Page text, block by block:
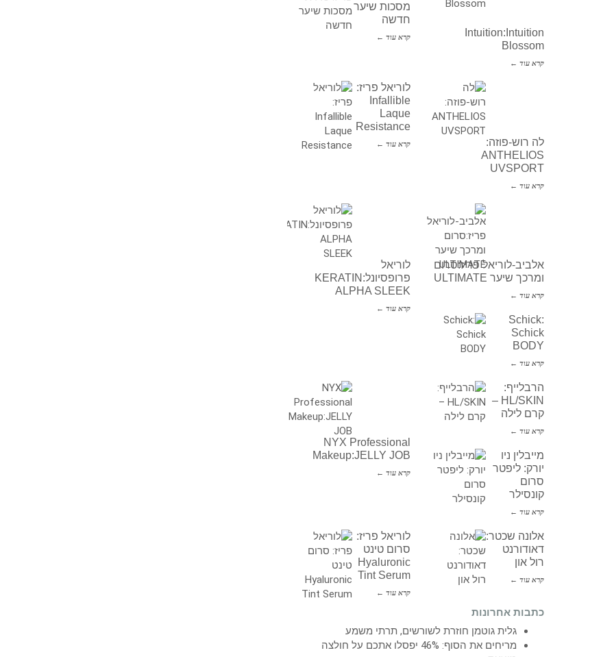
מסכות שיער
חדשה
קרא עוד ←
Intuition:Intuition
Blossom
קרא עוד ←
לוריאל פריז:
Infallible
Laque
Resistance
קרא עוד ←
לה רוש-פוזה:
ANTHELIOS
UVSPORT
קרא עוד ←
לוריאל
פרופסיונל:KERATIN
ALPHA SLEEK
קרא עוד ←
אלביב-לוריאל פריז:סרום
ומרכך שיער ULTIMATE
קרא עוד ←
Schick:
Schick
BODY
קרא עוד ←
NYX Professional
Makeup:JELLY JOB
קרא עוד ←
הרבלייף:
HL/SKIN –
קרם לילה
קרא עוד ←
מייבלין ניו
יורק: ליפטר
סרום
קונסילר
קרא עוד ←
לוריאל פריז:
סרום טינט
Hyaluronic
Tint Serum
קרא עוד ←
אלונה שכטר:
דאודורנט
רול און
קרא עוד ←
כתבות אחרונות
גלית גוטמן חוזרת לשורשים, תרתי משמע
מריחים את הסוף: 46% יפסלו אתכם על חולצה